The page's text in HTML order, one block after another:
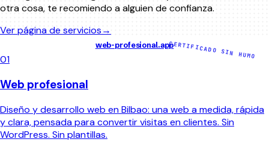
otra cosa, te recomiendo a alguien de confianza.
Ver página de servicios→
web-profesional.appCERTIFICADO SIN HUMO
01
Web profesional
Diseño y desarrollo web en Bilbao: una web a medida, rápida
y clara, pensada para convertir visitas en clientes. Sin
WordPress. Sin plantillas.